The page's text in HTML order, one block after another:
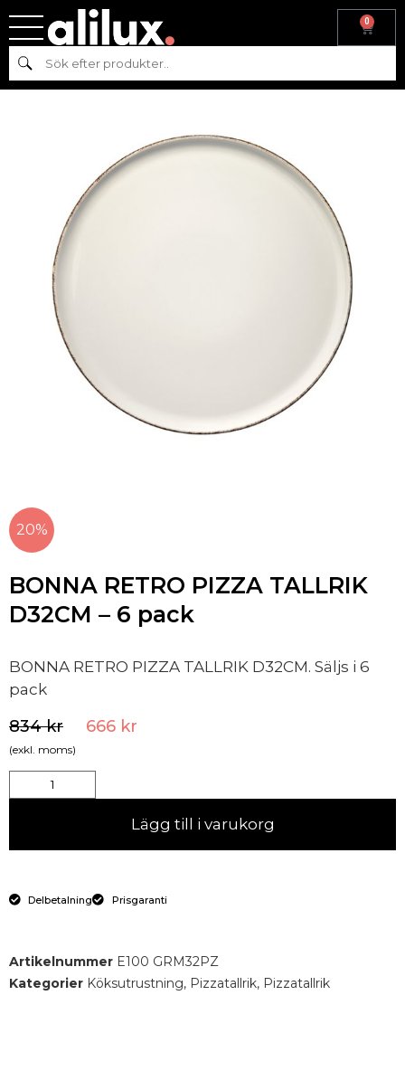
0
Sök
Hem
D32CM – 6 pack
20%
BONNA RETRO PIZZA TALLRIK
D32CM – 6 pack
BONNA RETRO PIZZA TALLRIK D32CM. Säljs i 6
pack
834kr 666 kr
(exkl. moms)
Lägg till i varukorg
Delbetalning Prisgaranti
Artikelnummer E100 GRM32PZ
Kategorier Köksutrustning, Pizzatallrik, Pizzatallrik